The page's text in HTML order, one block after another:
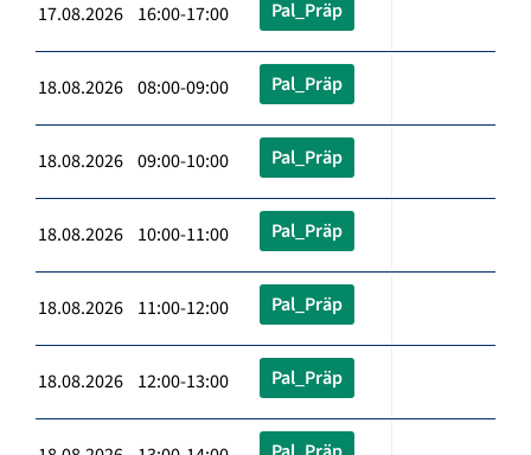
17.08.2026 16:00-17:00 Pal_Präp
18.08.2026 08:00-09:00 Pal_Präp
18.08.2026 09:00-10:00 Pal_Präp
18.08.2026 10:00-11:00 Pal_Präp
18.08.2026 11:00-12:00 Pal_Präp
18.08.2026 12:00-13:00 Pal_Präp